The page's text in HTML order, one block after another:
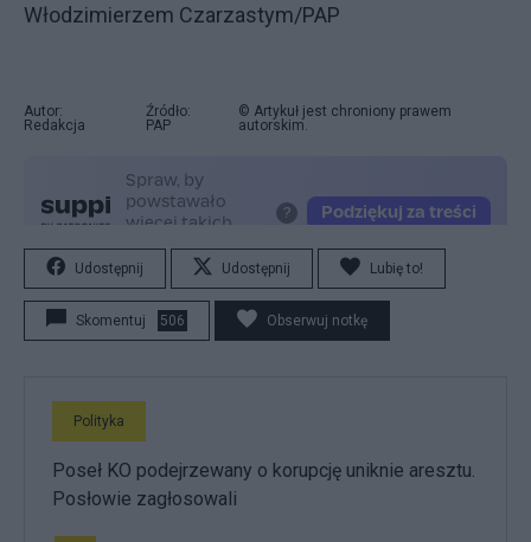
Włodzimierzem Czarzastym/PAP
Autor:
Redakcja
Źródło:
PAP
© Artykuł jest chroniony prawem
autorskim.
Udostępnij Udostępnij Lubię to!
Skomentuj 506 Obserwuj notkę
Polityka
Poseł KO podejrzewany o korupcję uniknie aresztu.
Posłowie zagłosowali